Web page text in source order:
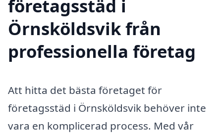
företagsstäd i
Örnsköldsvik från
professionella företag
Att hitta det bästa företaget för
företagsstäd i Örnsköldsvik behöver inte
vara en komplicerad process. Med vår